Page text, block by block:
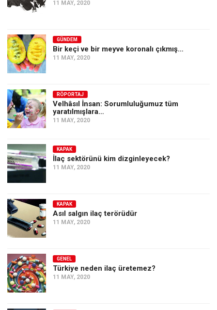
Dünya
Asya
Amerika
Avustralya
Tarih
Düşünce
Dosyalar
11 MAY, 2020
GÜNDEM
Bir keçi ve bir meyve koronalı çıkmış…
11 MAY, 2020
RÖPORTAJ
Velhâsıl İnsan: Sorumluluğumuz tüm
yaratılmışlara…
11 MAY, 2020
KAPAK
İlaç sektörünü kim dizginleyecek?
11 MAY, 2020
KAPAK
Asıl salgın ilaç terörüdür
11 MAY, 2020
GENEL
Türkiye neden ilaç üretemez?
11 MAY, 2020